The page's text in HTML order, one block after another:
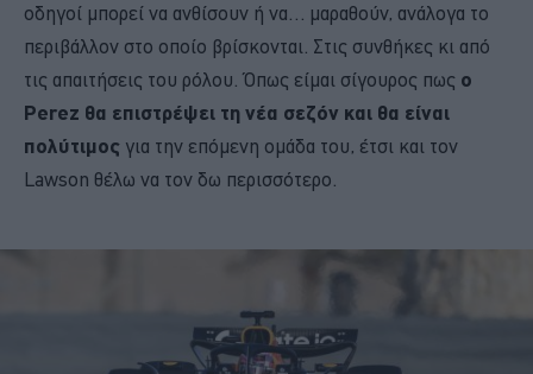
οδηγοί μπορεί να ανθίσουν ή να… μαραθούν, ανάλογα το
περιβάλλον στο οποίο βρίσκονται. Στις συνθήκες κι από
τις απαιτήσεις του ρόλου. Όπως είμαι σίγουρος πως ο
Perez θα επιστρέψει τη νέα σεζόν και θα είναι
πολύτιμος για την επόμενη ομάδα του, έτσι και τον
Lawson θέλω να τον δω περισσότερο.